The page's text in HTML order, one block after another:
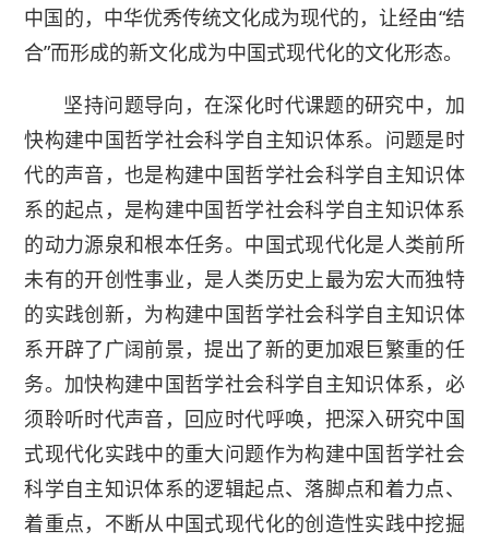
中国的，中华优秀传统文化成为现代的，让经由“结
合”而形成的新文化成为中国式现代化的文化形态。
坚持问题导向，在深化时代课题的研究中，加
快构建中国哲学社会科学自主知识体系。问题是时
代的声音，也是构建中国哲学社会科学自主知识体
系的起点，是构建中国哲学社会科学自主知识体系
的动力源泉和根本任务。中国式现代化是人类前所
未有的开创性事业，是人类历史上最为宏大而独特
的实践创新，为构建中国哲学社会科学自主知识体
系开辟了广阔前景，提出了新的更加艰巨繁重的任
务。加快构建中国哲学社会科学自主知识体系，必
须聆听时代声音，回应时代呼唤，把深入研究中国
式现代化实践中的重大问题作为构建中国哲学社会
科学自主知识体系的逻辑起点、落脚点和着力点、
着重点，不断从中国式现代化的创造性实践中挖掘